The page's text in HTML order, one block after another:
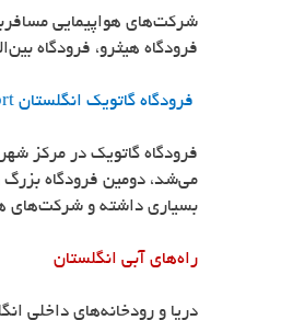
شرکت‌های هواپیمایی
فرودگاه هیثرو، فرودگاه بین‌المللی امام
فرودگاه گاتویک انگلستان
می‌شد، دومین فرودگاه بزرگ
بسیاری داشته و شرکت‌های
راه‌های آبی انگلستان